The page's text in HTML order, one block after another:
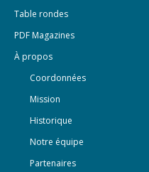
Table rondes
PDF Magazines
À propos
Coordonnées
Mission
Historique
Notre équipe
Partenaires